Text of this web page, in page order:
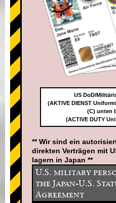
US DoD/
(AKTIVE DIENST
(C) unten
(ACTIVE DUTY
** Wir sind ein
direkten Verträgen mit
lagern in Japan **
U.S. military
the Japan-U.S.
Agreement